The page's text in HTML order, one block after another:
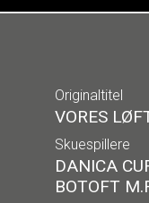
Originaltitel
VORES
Skuespillere
DANICA
BOTOFT